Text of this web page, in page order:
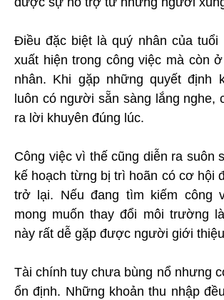
Điều đặc biệt là quý nhân của tuổi
xuất hiện trong công việc mà còn
nhân. Khi gặp những quyết định
luôn có người sẵn sàng lắng nghe,
ra lời khuyên đúng lúc.
Công việc vì thế cũng diễn ra suôn
kế hoạch từng bị trì hoãn có cơ hội
trở lại. Nếu đang tìm kiếm công
mong muốn thay đổi môi trường
này rất dễ gặp được người giới
Tài chính tuy chưa bùng nổ nhưng
ổn định. Những khoản thu nhập